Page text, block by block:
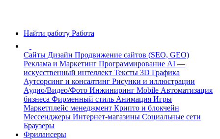
Найти работу Работа
Сайты Дизайн Продвижение сайтов (SEO, GEO)
Реклама и Маркетинг Программирование AI —
искусственный интеллект Тексты 3D Графика
Аутсорсинг и консалтинг Рисунки и иллюстрации
Аудио/Видео/Фото Инжиниринг Mobile Автоматизация
бизнеса Фирменный стиль Анимация Игры
Маркетплейс менеджмент Крипто и блокчейн
Мессенджеры Интернет-магазины Социальные сети
Браузеры
Фрилансеры